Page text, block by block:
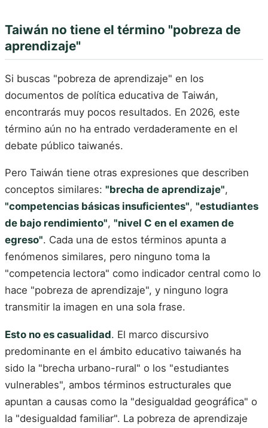
Taiwán no tiene el término "pobreza de
aprendizaje"
Si buscas "pobreza de aprendizaje" en los
documentos de política educativa de Taiwán,
encontrarás muy pocos resultados. En 2026, este
término aún no ha entrado verdaderamente en el
debate público taiwanés.
Pero Taiwán tiene otras expresiones que describen
conceptos similares: "brecha de aprendizaje",
"competencias básicas insuficientes", "estudiantes
de bajo rendimiento", "nivel C en el examen de
egreso". Cada una de estos términos apunta a
fenómenos similares, pero ninguno toma la
"competencia lectora" como indicador central como lo
hace "pobreza de aprendizaje", y ninguno logra
transmitir la imagen en una sola frase.
Esto no es casualidad. El marco discursivo
predominante en el ámbito educativo taiwanés ha
sido la "brecha urbano-rural" o los "estudiantes
vulnerables", ambos términos estructurales que
apuntan a causas como la "desigualdad geográfica" o
la "desigualdad familiar". La pobreza de aprendizaje